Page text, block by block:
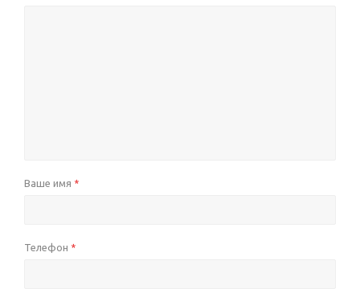
Ваше имя *
Телефон *